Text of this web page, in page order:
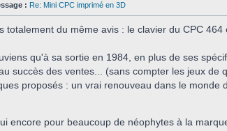
: Re: Mini CPC imprimé en 3D
totalement du même avis : le clavier du CPC
qu'à sa sortie en 1984, en plus de ses
succès des ventes... (sans compter les jeux
proposés : un vrai renouveau dans le monde
encore pour beaucoup de néophytes à la